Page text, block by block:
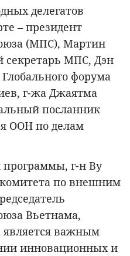
делегатов
– президент
(МПС), Мартин
секретарь МПС, Дэн
форума
г-жа Джаятма
посланник
ООН по делам
г-н Ву
комитета по внешним
Вьетнама,
является важным
инновационных и